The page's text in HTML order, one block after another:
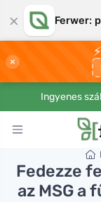
× Ferwer:
×
⚡
Ingyenes
Fedezze
az MSG a